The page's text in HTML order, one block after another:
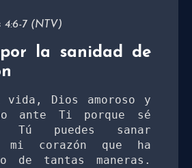
4:6-7 (NTV)
la sanidad de
vida, Dios amoroso y
ante Ti porque sé
Tú puedes sanar
mi corazón que ha
de tantas maneras.